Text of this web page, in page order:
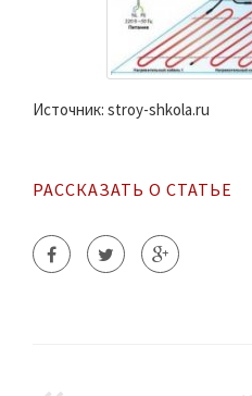
Источник: stroy-shkola.ru
РАССКАЗАТЬ О СТАТЬЕ